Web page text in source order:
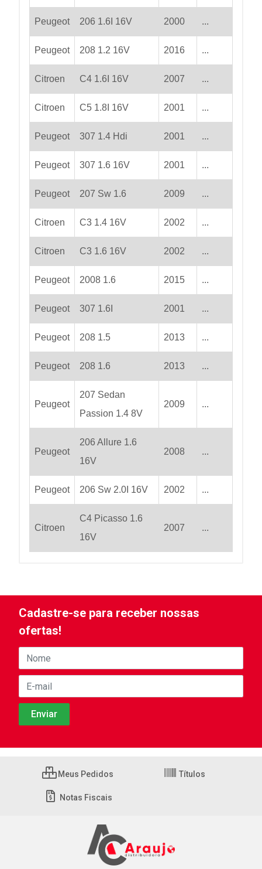
Peugeot 206 1.6I 16V 2000 ...
Peugeot 208 1.2 16V 2016 ...
Citroen C4 1.6I 16V 2007 ...
Citroen C5 1.8I 16V 2001 ...
Peugeot 307 1.4 Hdi 2001 ...
Peugeot 307 1.6 16V 2001 ...
Peugeot 207 Sw 1.6 2009 ...
Citroen C3 1.4 16V 2002 ...
Citroen C3 1.6 16V 2002 ...
Peugeot 2008 1.6 2015 ...
Peugeot 307 1.6I 2001 ...
Peugeot 208 1.5 2013 ...
Peugeot 208 1.6 2013 ...
Peugeot
207 Sedan
Passion 1.4 8V
2009 ...
Peugeot
206 Allure 1.6
16V
2008 ...
Peugeot 206 Sw 2.0I 16V 2002 ...
Citroen
C4 Picasso 1.6
16V
2007 ...
Cadastre-se para receber nossas
ofertas!
Meus Pedidos Títulos
Notas Fiscais